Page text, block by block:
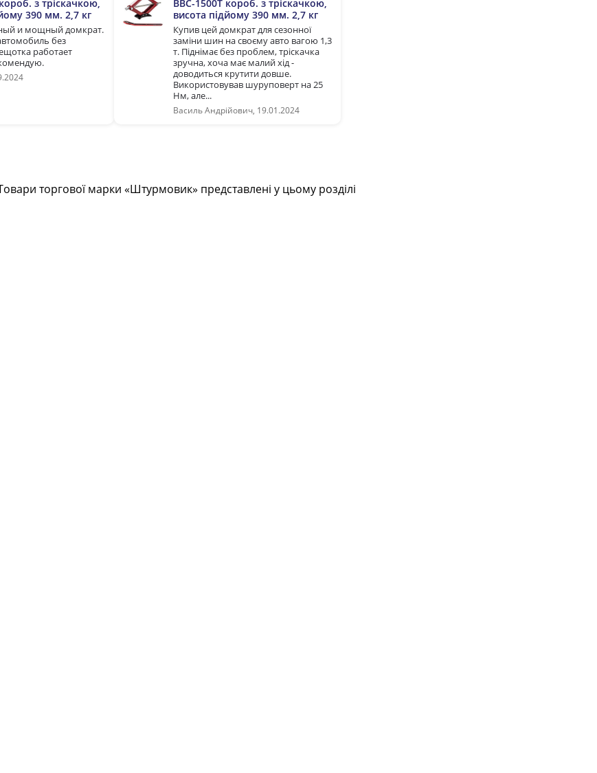
з тріскачкою,
390 мм. 2,7 кг
и мощный домкрат.
без
работает
BBC-1500T короб. з тріскачкою,
висота підйому 390 мм. 2,7 кг
Купив цей домкрат для сезонної
заміни шин на своєму авто вагою 1,3
т. Піднімає без проблем, тріскачка
зручна, хоча має малий хід -
доводиться крутити довше.
Використовував шуруповерт на 25
Нм, але...
Василь Андрійович, 19.01.2024
торгової марки «Штурмовик» представлені у цьому розділі